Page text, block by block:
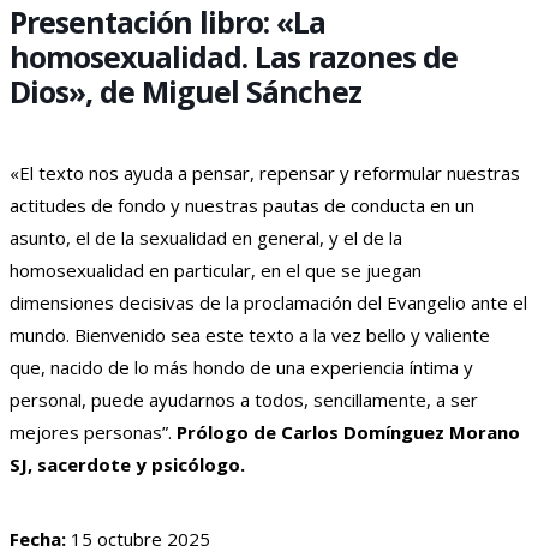
Presentación libro: «La
homosexualidad. Las razones de
Dios», de Miguel Sánchez
«El texto nos ayuda a pensar, repensar y reformular nuestras
actitudes de fondo y nuestras pautas de conducta en un
asunto, el de la sexualidad en general, y el de la
homosexualidad en particular, en el que se juegan
dimensiones decisivas de la proclamación del Evangelio ante el
mundo. Bienvenido sea este texto a la vez bello y valiente
que, nacido de lo más hondo de una experiencia íntima y
personal, puede ayudarnos a todos, sencillamente, a ser
mejores personas”. Prólogo de Carlos Domínguez Morano
SJ, sacerdote y psicólogo.
Fecha: 15 octubre 2025